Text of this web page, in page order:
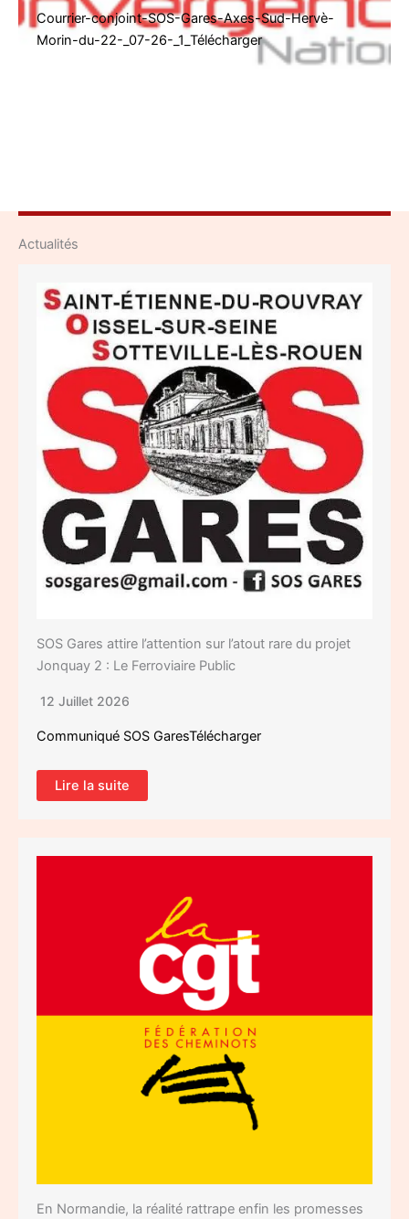
Courrier-conjoint-SOS-Gares-Axes-Sud-Hervè-
Morin-du-22-_07-26-_1_Télécharger
Actualités
SOS Gares attire l’attention sur l’atout rare du projet
Jonquay 2 : Le Ferroviaire Public
12 Juillet 2026
Communiqué SOS GaresTélécharger
Lire la suite
En Normandie, la réalité rattrape enfin les promesses